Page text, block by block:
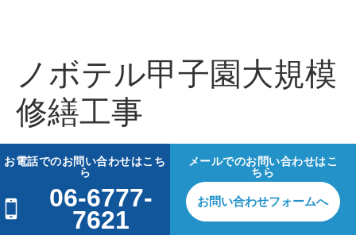
ノボテル甲子園大規模
修繕工事
お電話でのお問い合わせはこち
ら
06-6777-
7621
メールでのお問い合わせはこ
ちら
お問い合わせフォームへ